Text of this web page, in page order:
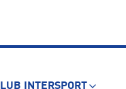
INTERSPORT